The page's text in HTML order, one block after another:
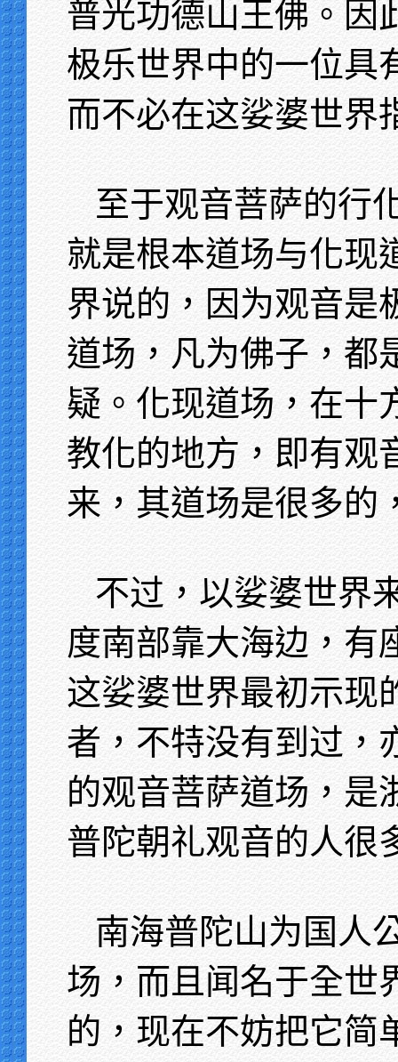
普光功德山王佛。因
极乐世界中的一位具
而不必在这娑婆世界
至于观音菩萨的行
就是根本道场与化现
界说的，因为观音是
道场，凡为佛子，都
疑。化现道场，在十
教化的地方，即有观
来，其道场是很多的
不过，以娑婆世界
度南部靠大海边，有
这娑婆世界最初示现
者，不特没有到过，
的观音菩萨道场，是
普陀朝礼观音的人很
南海普陀山为国人
场，而且闻名于全世
的，现在不妨把它简